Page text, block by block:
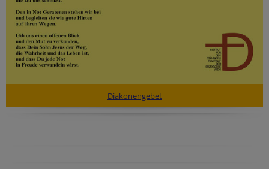
Diakonengebet